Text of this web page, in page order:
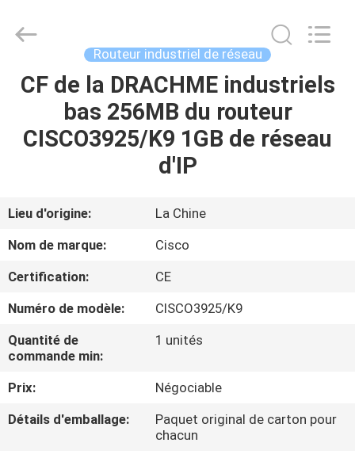
MAISON
VIDÉOS
À
PROPOS
DE
VISITE
Equipment
Reserved.
Routeur industriel de réseau
CF de la DRACHME industriels
bas 256MB du routeur
CISCO3925/K9 1GB de réseau
d'IP
Lieu d'origine:
La Chine
Nom de marque:
Cisco
Certification:
CE
Numéro de modèle:
CISCO3925/K9
Quantité de
commande min:
1 unités
Prix:
Négociable
Détails d'emballage:
Paquet original de carton pour
chacun